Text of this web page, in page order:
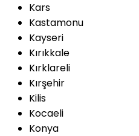
Kars
Kastamonu
Kayseri
Kırıkkale
Kırklareli
Kırşehir
Kilis
Kocaeli
Konya